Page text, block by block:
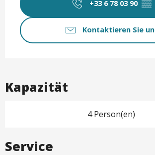
+33 6 78 03 90 ▒▒
Kontaktieren Sie
Kapazität
4 Person(en)
Service